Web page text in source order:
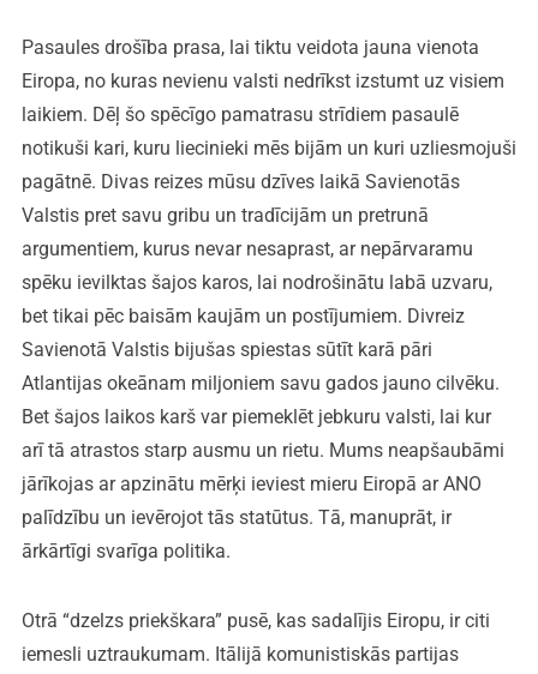
Pasaules drošība prasa, lai tiktu veidota jauna vienota
Eiropa, no kuras nevienu valsti nedrīkst izstumt uz visiem
laikiem. Dēļ šo spēcīgo pamatrasu strīdiem pasaulē
notikuši kari, kuru liecinieki mēs bijām un kuri uzliesmojuši
pagātnē. Divas reizes mūsu dzīves laikā Savienotās
Valstis pret savu gribu un tradīcijām un pretrunā
argumentiem, kurus nevar nesaprast, ar nepārvaramu
spēku ievilktas šajos karos, lai nodrošinātu labā uzvaru,
bet tikai pēc baisām kaujām un postījumiem. Divreiz
Savienotā Valstis bijušas spiestas sūtīt karā pāri
Atlantijas okeānam miljoniem savu gados jauno cilvēku.
Bet šajos laikos karš var piemeklēt jebkuru valsti, lai kur
arī tā atrastos starp ausmu un rietu. Mums neapšaubāmi
jārīkojas ar apzinātu mērķi ieviest mieru Eiropā ar ANO
palīdzību un ievērojot tās statūtus. Tā, manuprāt, ir
ārkārtīgi svarīga politika.
Otrā “dzelzs priekškara” pusē, kas sadalījis Eiropu, ir citi
iemesli uztraukumam. Itālijā komunistiskās partijas